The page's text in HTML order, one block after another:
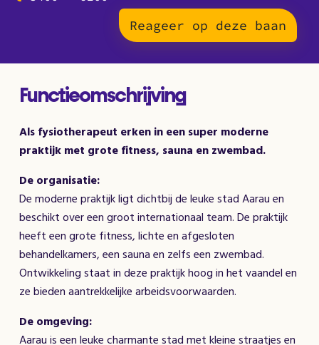
Reageer op deze baan
Functieomschrijving
Als fysiotherapeut erken in een super moderne
praktijk met grote fitness, sauna en zwembad.
De organisatie:
De moderne praktijk ligt dichtbij de leuke stad Aarau en
beschikt over een groot internationaal team. De praktijk
heeft een grote fitness, lichte en afgesloten
behandelkamers, een sauna en zelfs een zwembad.
Ontwikkeling staat in deze praktijk hoog in het vaandel en
ze bieden aantrekkelijke arbeidsvoorwaarden.
De omgeving:
Aarau is een leuke charmante stad met kleine straatjes en